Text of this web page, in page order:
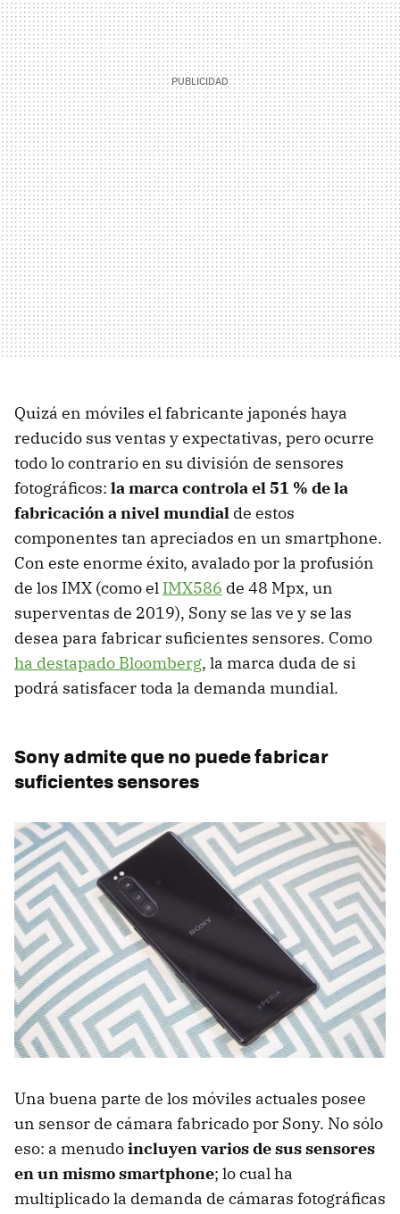
Quizá en móviles el fabricante japonés haya
reducido sus ventas y expectativas, pero ocurre
todo lo contrario en su división de sensores
fotográficos: la marca controla el 51 % de la
fabricación a nivel mundial de estos
componentes tan apreciados en un smartphone.
Con este enorme éxito, avalado por la profusión
de los IMX (como el IMX586 de 48 Mpx, un
superventas de 2019), Sony se las ve y se las
desea para fabricar suficientes sensores. Como
ha destapado Bloomberg, la marca duda de si
podrá satisfacer toda la demanda mundial.
Sony admite que no puede fabricar
suficientes sensores
Una buena parte de los móviles actuales posee
un sensor de cámara fabricado por Sony. No sólo
eso: a menudoincluyen varios de sus sensores
en un mismo smartphone; lo cual ha
multiplicado la demanda de cámaras fotográficas